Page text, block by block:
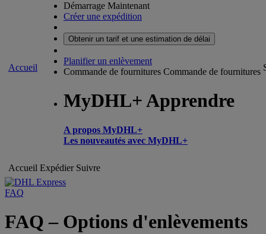
Accueil
Démarrage Maintenant
Créer une expédition
Obtenir un tarif et une estimation de délai
Planifier un enlèvement
Commande de fournitures Commande de fournitures
MyDHL+ Apprendre
A propos MyDHL+
Les nouveautés avec MyDHL+
Accueil Expédier Suivre
FAQ
FAQ – Options d'enlèvements